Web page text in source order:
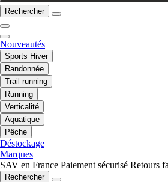
Rechercher
Nouveautés
Sports Hiver
Randonnée
Trail running
Running
Verticalité
Aquatique
Pêche
Déstockage
Marques
SAV en France Paiement sécurisé Retours
Rechercher